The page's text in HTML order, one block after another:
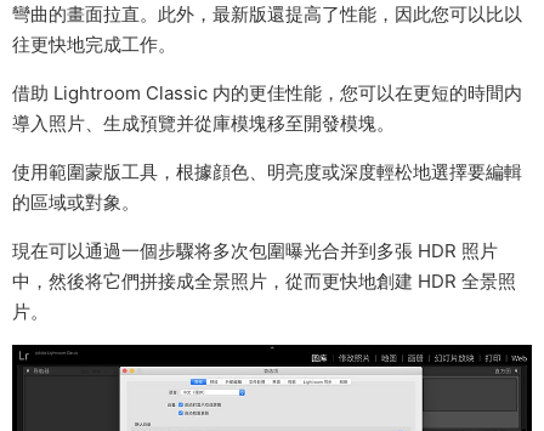
彎曲的畫面拉直。此外，最新版還提高了性能，因此您可以比以
往更快地完成工作。
借助 Lightroom Classic 内的更佳性能，您可以在更短的時間内
導入照片、生成預覽并從庫模塊移至開發模塊。
使用範圍蒙版工具，根據顔色、明亮度或深度輕松地選擇要編輯
的區域或對象。
現在可以通過一個步驟将多次包圍曝光合并到多張 HDR 照片
中，然後将它們拼接成全景照片，從而更快地創建 HDR 全景照
片。